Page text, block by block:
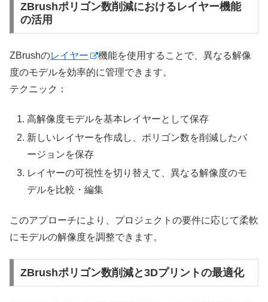
ZBrushポリゴン数削減におけるレイヤー機能
の活用
ZBrushのレイヤー
機能を使用することで、異なる解像
度のモデルを効率的に管理できます。
テクニック：
高解像度モデルを基本レイヤーとして保存
新しいレイヤーを作成し、ポリゴン数を削減したバ
ージョンを保存
レイヤーの可視性を切り替えて、異なる解像度のモ
デルを比較・編集
このアプローチにより、プロジェクトの要件に応じて柔軟
にモデルの解像度を調整できます。
ZBrushポリゴン数削減と3Dプリントの最適化